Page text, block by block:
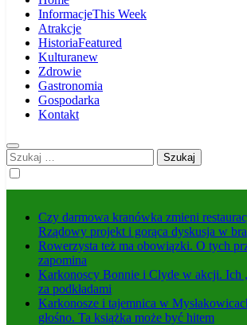
InformacjeThis Week
Atrakcje
HistoriaFeatured
Kulturanew
Zdrowie
Gastronomia
Gospodarka
Kontakt
Szukaj:
Czy darmowa kranówka zmieni
Rządowy projekt i gorąca dyskusja w
Rowerzysta też ma obowiązki. O tych
zapomina
Karkonoscy Bonnie i Clyde w akcji. Ich
za podkładami
Karkonosze i tajemnica w
głośno. Ta książka może być hitem